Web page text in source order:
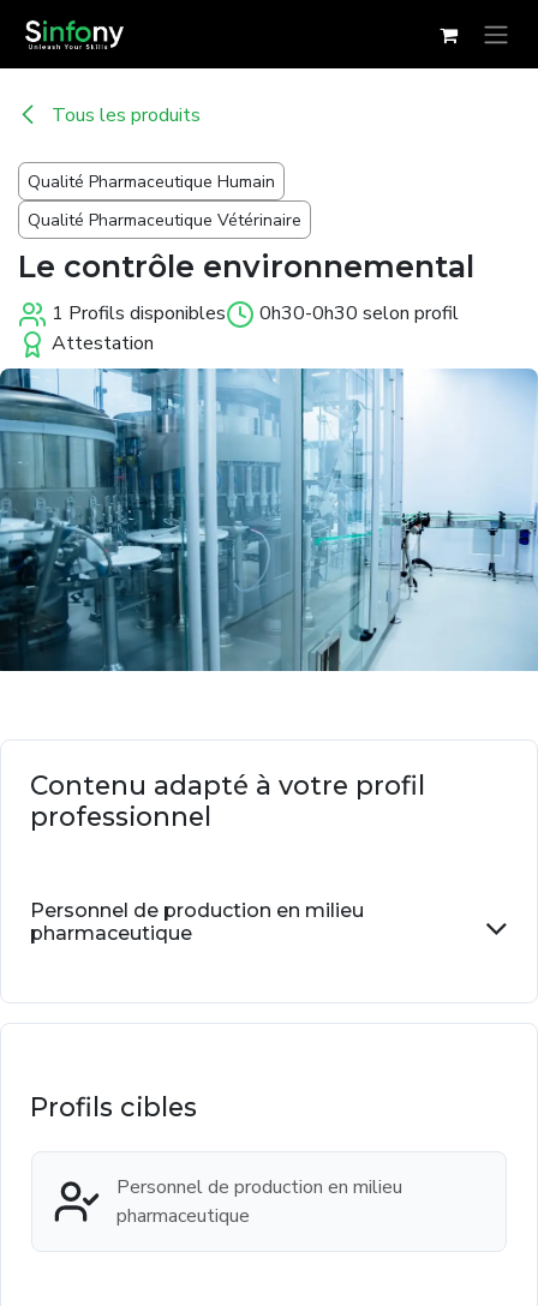
Tous les produits
Qualité Pharmaceutique Humain
Qualité Pharmaceutique Vétérinaire
Le contrôle environnemental
1 Profils disponibles
0h30-0h30 selon profil
Attestation
Contenu adapté à votre profil
professionnel
Personnel de production en milieu
pharmaceutique
Profils cibles
Personnel de production en milieu
pharmaceutique